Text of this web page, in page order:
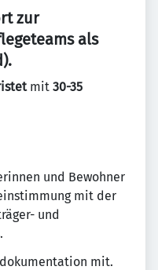
zur
als
mit 30-35
und Bewohner
mit der
und
mit.